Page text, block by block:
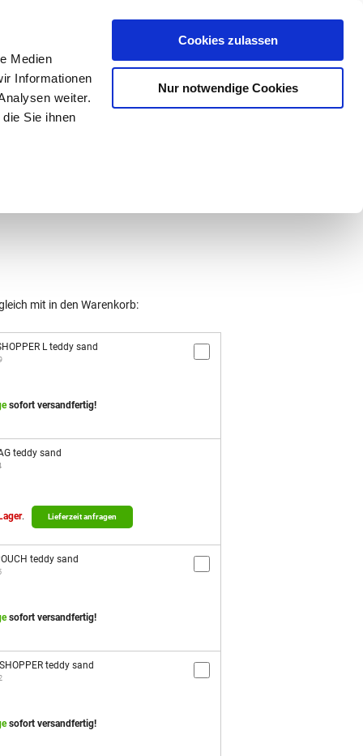
Medien
Informationen
weiter.
Sie ihnen
Cookies zulassen
Nur notwendige Cookies
0,00 €
mit in den Warenkorb:
L teddy sand
sofort versandfertig!
teddy sand
. Lieferzeit anfragen
teddy sand
sofort versandfertig!
teddy sand
sofort versandfertig!